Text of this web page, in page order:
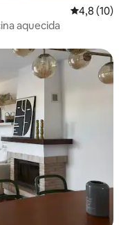
4,8 de uma
4,8 (10)
aquecida